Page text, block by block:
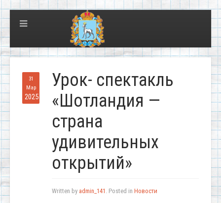
31
Мар
2025
Урок- спектакль
«Шотландия —
страна
удивительных
открытий»
Written by admin_141 . Posted in Новости